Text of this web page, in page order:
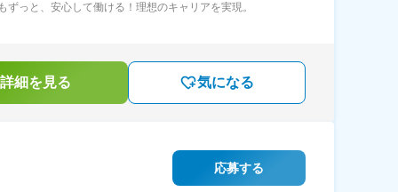
ずっと、安心して働ける！理想のキャリアを実現。
細を見る 気になる
応募する